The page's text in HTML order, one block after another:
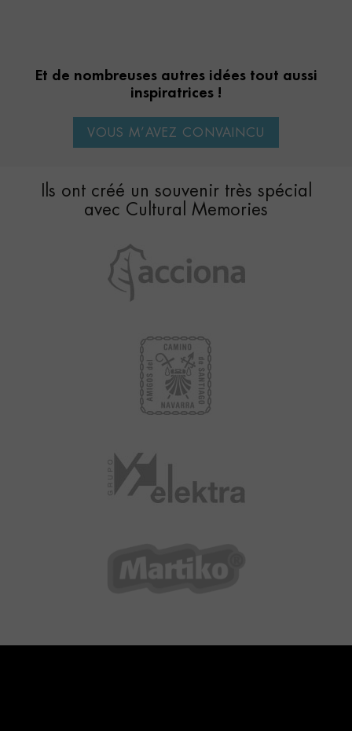
Et de nombreuses autres idées tout aussi
inspiratrices !
VOUS M’AVEZ CONVAINCU
Ils ont créé un souvenir très spécial
avec Cultural Memories